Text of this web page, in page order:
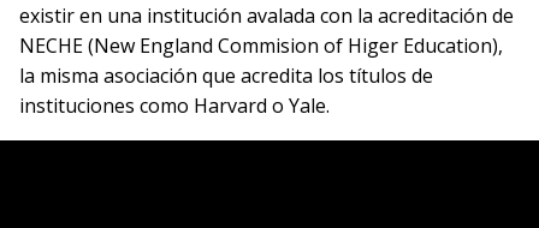
existir en una institución avalada con la acreditación de
NECHE (New England Commision of Higer Education),
la misma asociación que acredita los títulos de
instituciones como Harvard o Yale.